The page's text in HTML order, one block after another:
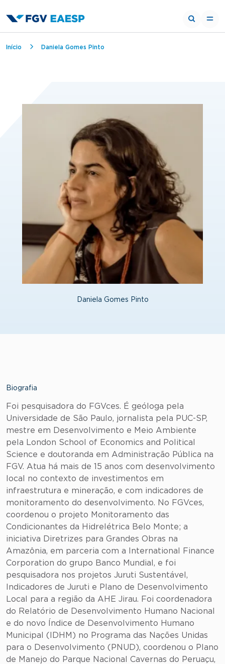
Trilha de navegação
Início Daniela Gomes Pinto
Daniela Gomes Pinto
Biografia
Foi pesquisadora do FGVces. É geóloga pela
Universidade de São Paulo, jornalista pela PUC-SP,
mestre em Desenvolvimento e Meio Ambiente
pela London School of Economics and Political
Science e doutoranda em Administração Pública na
FGV. Atua há mais de 15 anos com desenvolvimento
local no contexto de investimentos em
infraestrutura e mineração, e com indicadores de
monitoramento do desenvolvimento. No FGVces,
coordenou o projeto Monitoramento das
Condicionantes da Hidrelétrica Belo Monte; a
iniciativa Diretrizes para Grandes Obras na
Amazônia, em parceria com a International Finance
Corporation do grupo Banco Mundial, e foi
pesquisadora nos projetos Juruti Sustentável,
Indicadores de Juruti e Plano de Desenvolvimento
Local para a região da AHE Jirau. Foi coordenadora
do Relatório de Desenvolvimento Humano Nacional
e do novo Índice de Desenvolvimento Humano
Municipal (IDHM) no Programa das Nações Unidas
para o Desenvolvimento (PNUD), coordenou o Plano
de Manejo do Parque Nacional Cavernas do Peruaçu,